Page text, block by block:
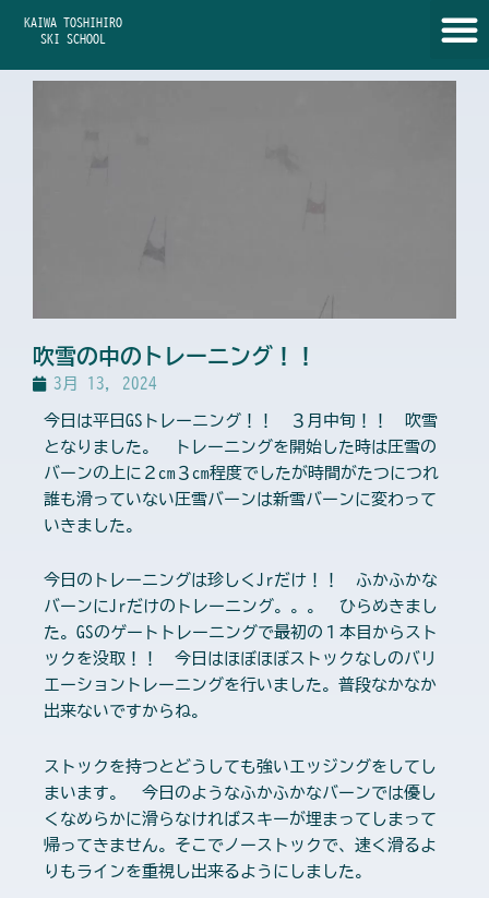
KAIWA TOSHIHIRO
SKI SCHOOL
吹雪の中のトレーニング！！
3月 13, 2024
今日は平日GSトレーニング！！ ３月中旬！！ 吹雪
となりました。 トレーニングを開始した時は圧雪の
バーンの上に２cm３cm程度でしたが時間がたつにつれ
誰も滑っていない圧雪バーンは新雪バーンに変わって
いきました。
今日のトレーニングは珍しくJrだけ！！ ふかふかな
バーンにJrだけのトレーニング。。。 ひらめきまし
た。GSのゲートトレーニングで最初の１本目からスト
ックを没取！！ 今日はほぼほぼストックなしのバリ
エーショントレーニングを行いました。普段なかなか
出来ないですからね。
ストックを持つとどうしても強いエッジングをしてし
まいます。 今日のようなふかふかなバーンでは優し
くなめらかに滑らなければスキーが埋まってしまって
帰ってきません。そこでノーストックで、速く滑るよ
りもラインを重視し出来るようにしました。